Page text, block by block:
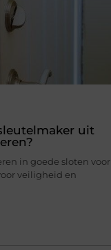
uit
in goede sloten voor
veiligheid en